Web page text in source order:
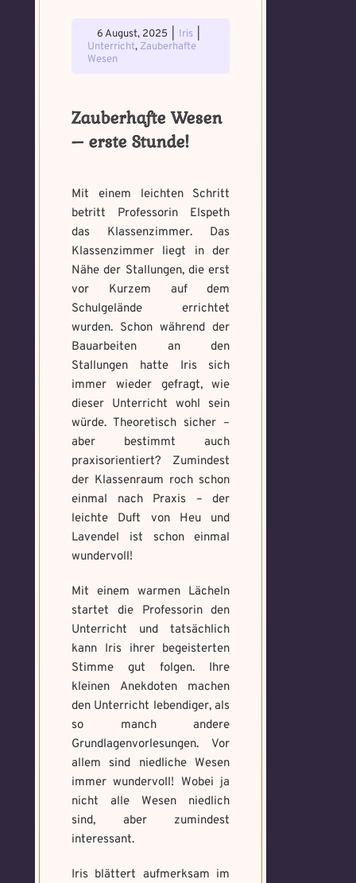
6 August, 2025 Iris
Unterricht, Zauberhafte
Wesen
Zauberhafte Wesen
– erste Stunde!
Mit einem leichten Schritt
betritt Professorin Elspeth
das Klassenzimmer. Das
Klassenzimmer liegt in der
Nähe der Stallungen, die erst
vor Kurzem auf dem
Schulgelände errichtet
wurden. Schon während der
Bauarbeiten an den
Stallungen hatte Iris sich
immer wieder gefragt, wie
dieser Unterricht wohl sein
würde. Theoretisch sicher –
aber bestimmt auch
praxisorientiert? Zumindest
der Klassenraum roch schon
einmal nach Praxis – der
leichte Duft von Heu und
Lavendel ist schon einmal
wundervoll!
Mit einem warmen Lächeln
startet die Professorin den
Unterricht und tatsächlich
kann Iris ihrer begeisterten
Stimme gut folgen. Ihre
kleinen Anekdoten machen
den Unterricht lebendiger, als
so manch andere
Grundlagenvorlesungen. Vor
allem sind niedliche Wesen
immer wundervoll! Wobei ja
nicht alle Wesen niedlich
sind, aber zumindest
interessant.
Iris blättert aufmerksam im